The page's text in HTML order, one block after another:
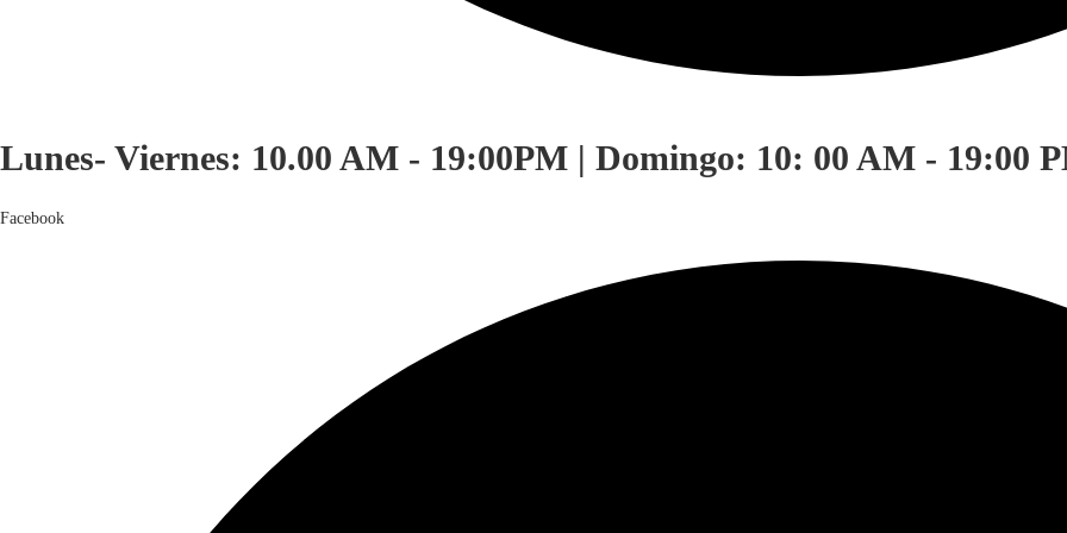
Lunes- Viernes: 10.00 AM - 19:00PM | Domingo: 10: 00 AM - 19:00
Facebook